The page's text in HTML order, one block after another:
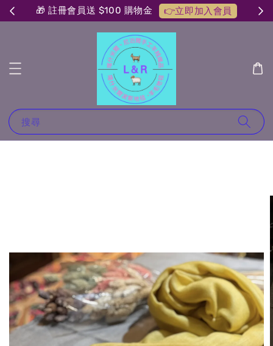
🎁 註冊會員送 $100 購物金 👉立即加入會員
搜尋